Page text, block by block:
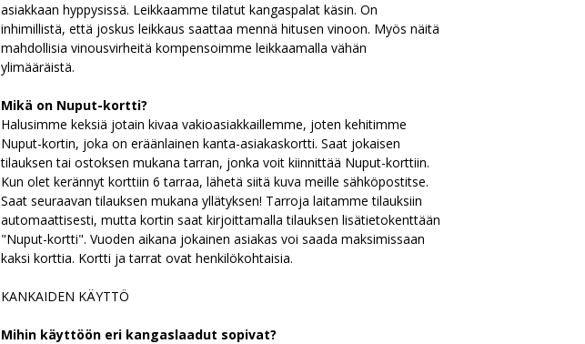
asiakkaan hyppysissä. Leikkaamme tilatut kangaspalat käsin. On
inhimillistä, että joskus leikkaus saattaa mennä hitusen vinoon. Myös näitä
mahdollisia vinousvirheitä kompensoimme leikkaamalla vähän
ylimääräistä.
Mikä on Nuput-kortti?
Halusimme keksiä jotain kivaa vakioasiakkaillemme, joten kehitimme
Nuput-kortin, joka on eräänlainen kanta-asiakaskortti. Saat jokaisen
tilauksen tai ostoksen mukana tarran, jonka voit kiinnittää Nuput-korttiin.
Kun olet kerännyt korttiin 6 tarraa, lähetä siitä kuva meille sähköpostitse.
Saat seuraavan tilauksen mukana yllätyksen! Tarroja laitamme tilauksiin
automaattisesti, mutta kortin saat kirjoittamalla tilauksen lisätietokenttään
"Nuput-kortti". Vuoden aikana jokainen asiakas voi saada maksimissaan
kaksi korttia. Kortti ja tarrat ovat henkilökohtaisia.
KANKAIDEN KÄYTTÖ
Mihin käyttöön eri kangaslaadut sopivat?